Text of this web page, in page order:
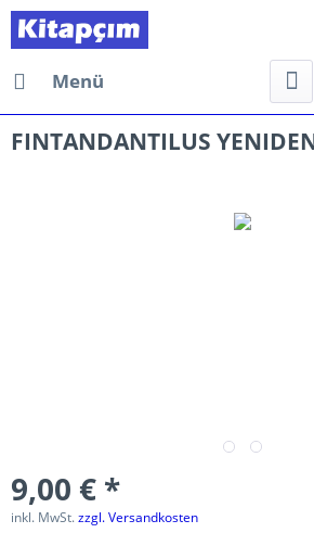
Menü
FINTANDANTILUS
9,00 € *
inkl. MwSt.zzgl. Versandkosten